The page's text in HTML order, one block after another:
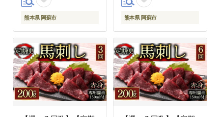
肉 希少部位 国産 人気
豪華 贅沢 食べ比べ ギ
お中元 お歳暮 クリスマ
ス 熊本県 阿蘇市
熊本県 阿蘇市
すめ ごはん 熊本県 阿
蘇市
熊本県 阿蘇市